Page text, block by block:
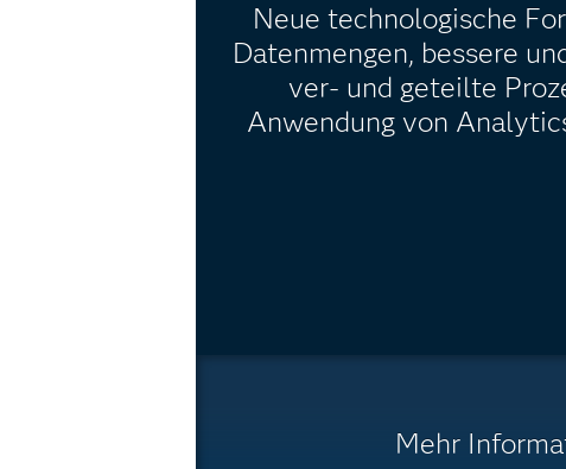
Neue technologische
Datenmengen, bessere
ver- und geteilte
Anwendung von
Mehr